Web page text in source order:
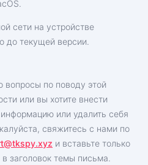
сети на устройстве
до текущей версии.
вопросы по поводу этой
или вы хотите внести
или удалить себя
свяжитесь с нами по
и вставьте только
заголовок темы письма.